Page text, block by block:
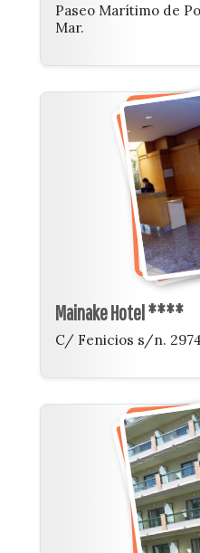
Paseo Marítimo de
Mar.
Mainake Hotel ****
C/ Fenicios s/n.